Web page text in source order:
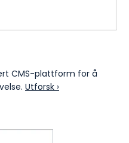
CMS-plattform for å
Utforsk ›